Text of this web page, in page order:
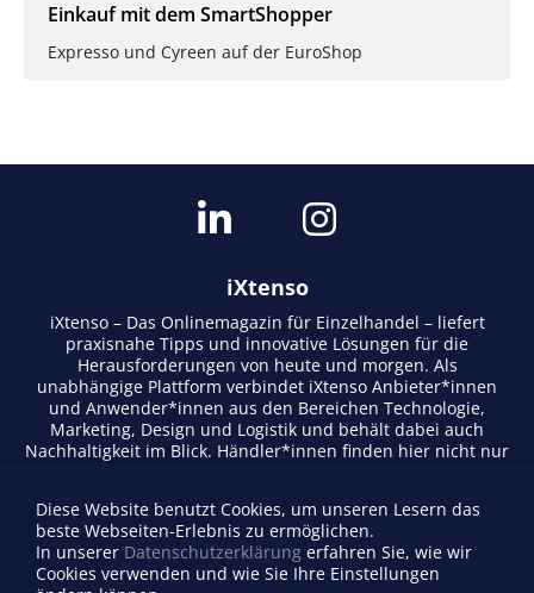
Einkauf mit dem SmartShopper
Expresso und Cyreen auf der EuroShop
iXtenso
iXtenso – Das Onlinemagazin für Einzelhandel – liefert
praxisnahe Tipps und innovative Lösungen für die
Herausforderungen von heute und morgen. Als
unabhängige Plattform verbindet iXtenso Anbieter*innen
und Anwender*innen aus den Bereichen Technologie,
Marketing, Design und Logistik und behält dabei auch
Nachhaltigkeit im Blick. Händler*innen finden hier nicht nur
lebendigen Schreibstil und relevantem Content fördert das
Magazin den Austausch innerhalb der Retail-Community.
Ob digitale Trends oder praktische Alltagstipps – iXtenso
macht Wissen für den Handel zugänglich.
Diese Website benutzt Cookies, um unseren Lesern das
beste Webseiten-Erlebnis zu ermöglichen.
In unserer Datenschutzerklärung erfahren Sie, wie wir
Cookies verwenden und wie Sie Ihre Einstellungen